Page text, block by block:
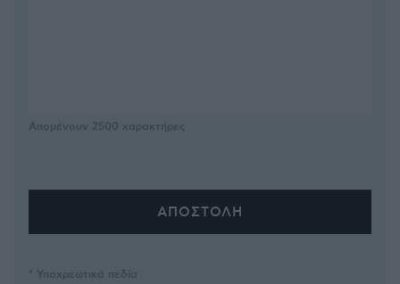
Απομένουν 2500 χαρακτήρες
* Υποχρεωτικά πεδία